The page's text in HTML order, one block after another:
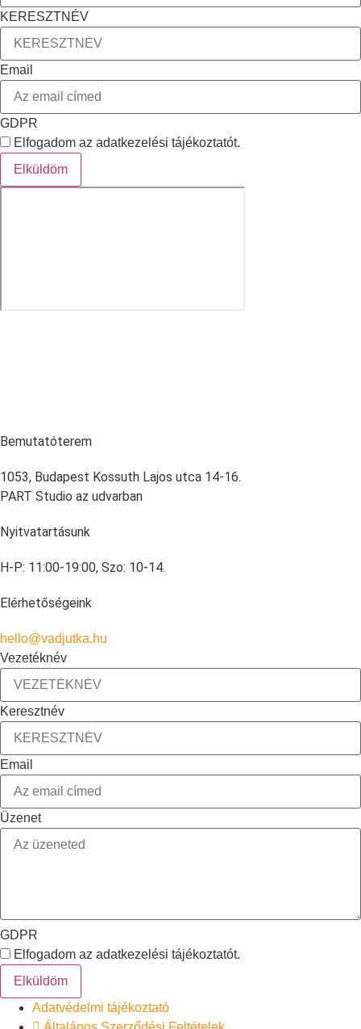
KERESZTNÉV
Email
GDPR
Elfogadom az adatkezelési tájékoztatót.
Elküldöm
Bemutatóterem
1053, Budapest Kossuth Lajos utca 14-16.
PART Studio az udvarban
Nyitvatartásunk
H-P: 11:00-19:00, Szo: 10-14.
Elérhetőségeink
hello@vadjutka.hu
Vezetéknév
Keresztnév
Email
Üzenet
GDPR
Elfogadom az adatkezelési tájékoztatót.
Elküldöm
Adatvédelmi tájékoztató